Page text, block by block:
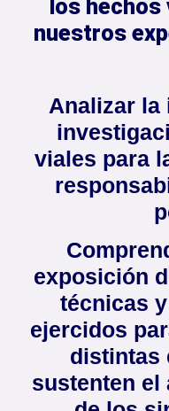
los
nuestros
Analizar la
viales para
exposición
técnicas
ejercidos
distintas
sustenten el